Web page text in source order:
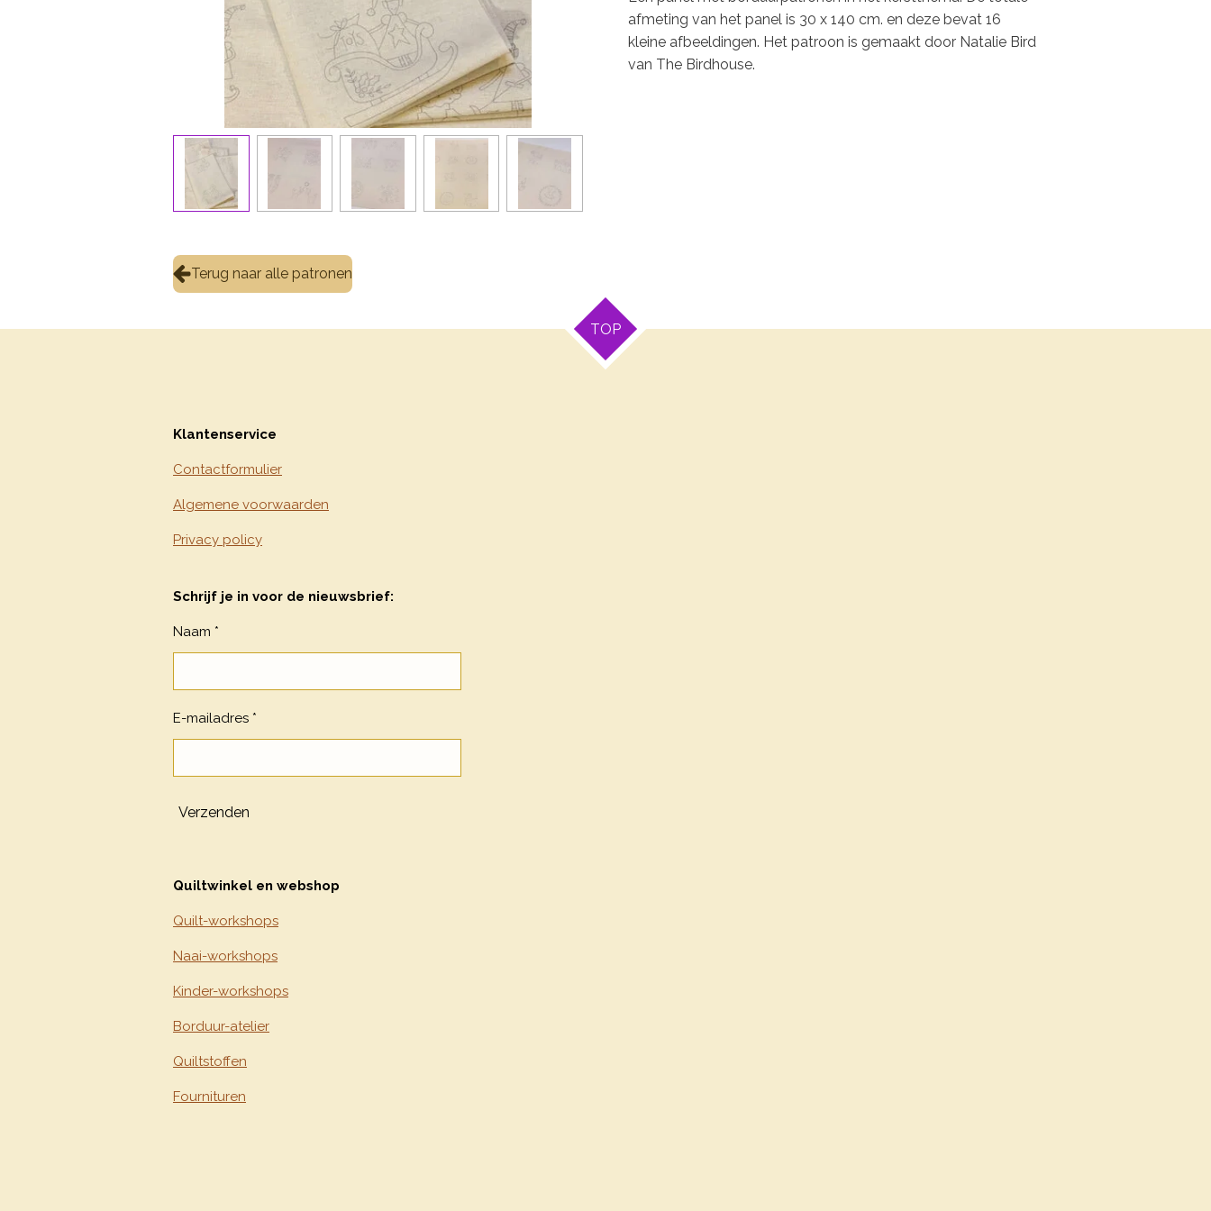
afmeting van het panel is 30 x 140 cm. en deze bevat 16
kleine afbeeldingen. Het patroon is gemaakt door Natalie Bird
van The Birdhouse.
Terug naar alle patronen
TOP
Klantenservice
Contactformulier
Algemene voorwaarden
Privacy policy
Schrijf je in voor de nieuwsbrief:
Naam *
E-mailadres *
Verzenden
Quiltwinkel en webshop
Quilt-workshops
Naai-workshops
Kinder-workshops
Borduur-atelier
Quiltstoffen
Fournituren